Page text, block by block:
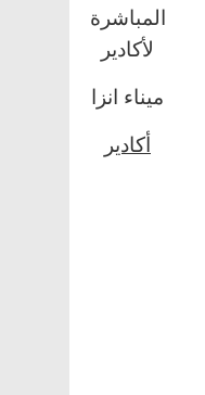
المباشرة
لأكادير
ميناء انزا
أكادير